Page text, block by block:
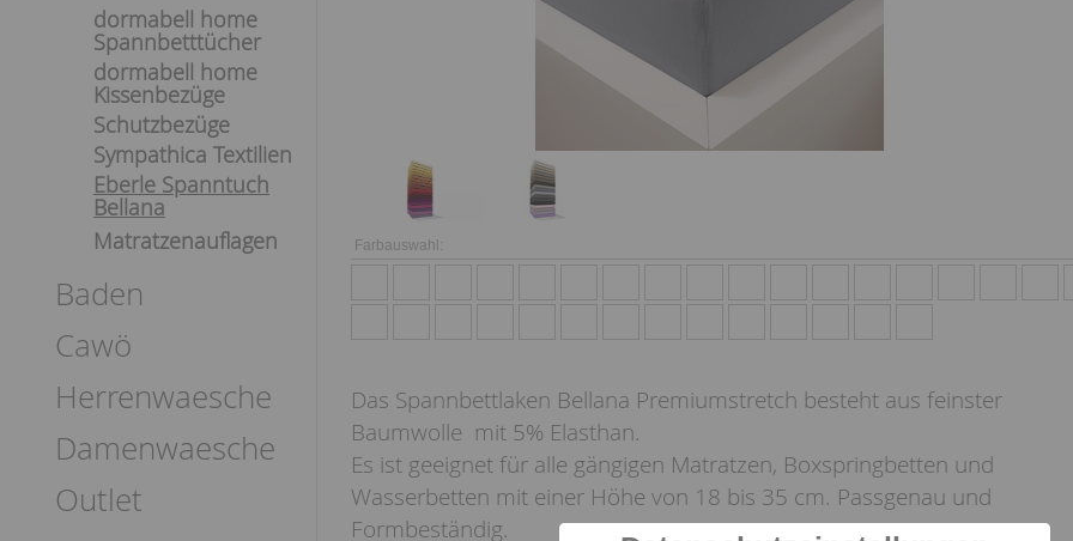
dormabell home
Spannbetttücher
dormabell home
Kissenbezüge
Schutzbezüge
Sympathica Textilien
Eberle Spanntuch
Bellana
Matratzenauflagen
Baden
Cawö
Herrenwaesche
Damenwaesche
Outlet
Farbauswahl:
Das Spannbettlaken Bellana Premiumstretch besteht aus feinster
Baumwolle mit 5% Elasthan.
Es ist geeignet für alle gängigen Matratzen, Boxspringbetten und
Wasserbetten mit einer Höhe von 18 bis 35 cm. Passgenau und
Formbeständig.